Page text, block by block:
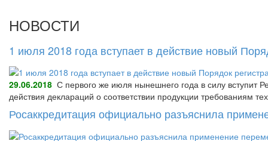
НОВОСТИ
1 июля 2018 года вступает в действие новый
29.06.2018 С первого же июля нынешнего года в силу вступит
действия деклараций о соответствии продукции требованиям
Росаккредитация официально разъяснила